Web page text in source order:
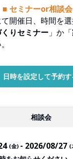
■ セミナーor相談
開催日、時間を
りセミナー 」か「
日時を設定して予約す
相談会
(金) 2026/08/27 (